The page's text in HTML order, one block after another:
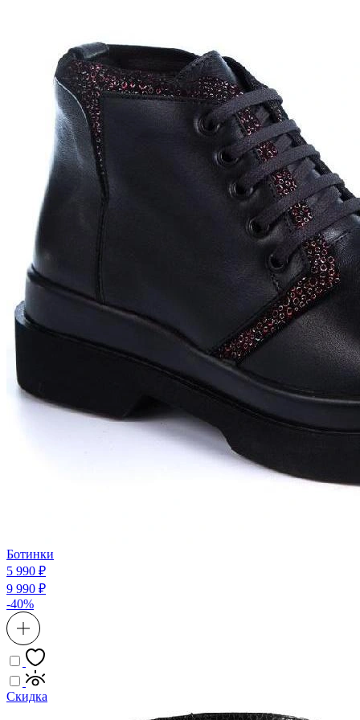
Ботинки
5 990 ₽
9 990 ₽
-40%
Скидка